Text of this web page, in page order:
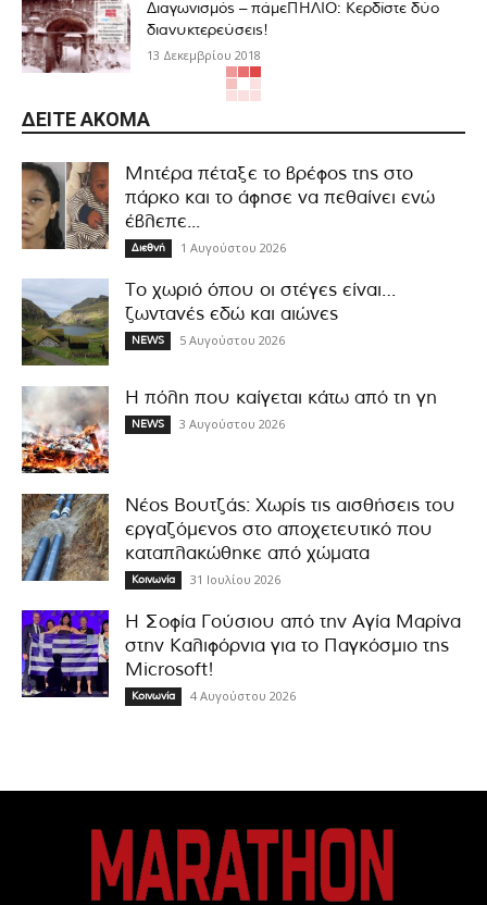
Διαγωνισμός – πάμεΠΗΛΙΟ: Κερδίστε δύο
διανυκτερεύσεις!
13 Δεκεμβρίου 2018
ΔΕΊΤΕ ΑΚΌΜΑ
Μητέρα πέταξε το βρέφος της στο
πάρκο και το άφησε να πεθαίνει ενώ
έβλεπε...
Διεθνή 1 Αυγούστου 2026
Το χωριό όπου οι στέγες είναι…
ζωντανές εδώ και αιώνες
NEWS 5 Αυγούστου 2026
Η πόλη που καίγεται κάτω από τη γη
NEWS 3 Αυγούστου 2026
Νέος Βουτζάς: Χωρίς τις αισθήσεις του
εργαζόμενος στο αποχετευτικό που
καταπλακώθηκε από χώματα
Κοινωνία 31 Ιουλίου 2026
Η Σοφία Γούσιου από την Αγία Μαρίνα
στην Καλιφόρνια για το Παγκόσμιο της
Microsoft!
Κοινωνία 4 Αυγούστου 2026